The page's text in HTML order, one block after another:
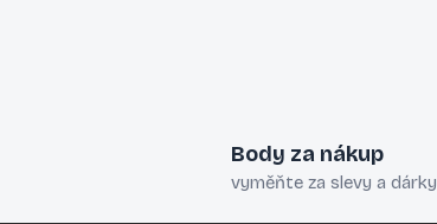
Body za nákup
vyměňte za slevy a dárky